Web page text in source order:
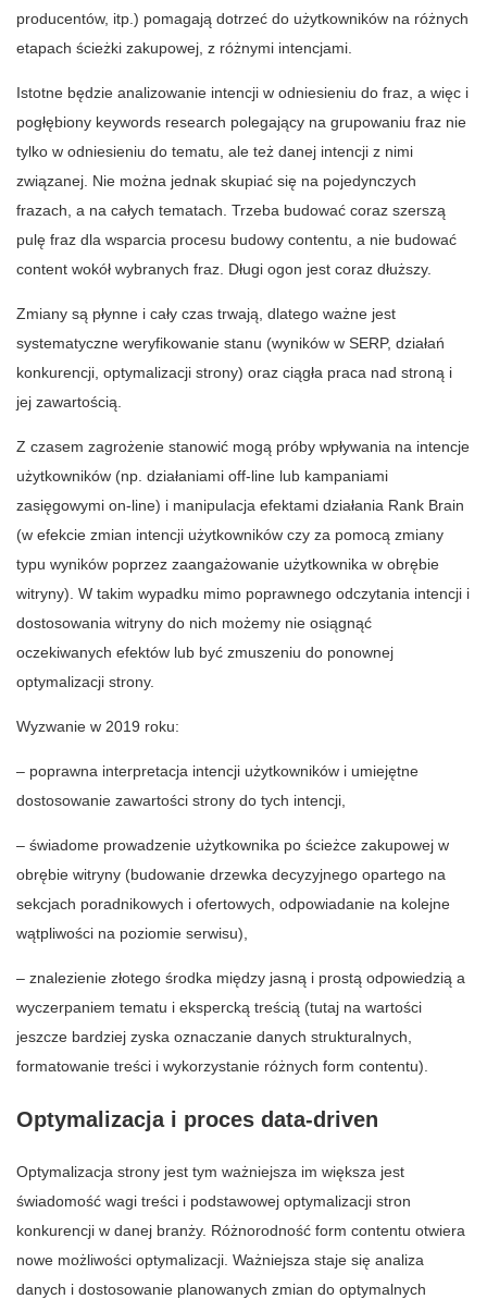
producentów, itp.) pomagają dotrzeć do użytkowników na różnych
etapach ścieżki zakupowej, z różnymi intencjami.
Istotne będzie analizowanie intencji w odniesieniu do fraz, a więc i
pogłębiony keywords research polegający na grupowaniu fraz nie
tylko w odniesieniu do tematu, ale też danej intencji z nimi
związanej. Nie można jednak skupiać się na pojedynczych
frazach, a na całych tematach. Trzeba budować coraz szerszą
pulę fraz dla wsparcia procesu budowy contentu, a nie budować
content wokół wybranych fraz. Długi ogon jest coraz dłuższy.
Zmiany są płynne i cały czas trwają, dlatego ważne jest
systematyczne weryfikowanie stanu (wyników w SERP, działań
konkurencji, optymalizacji strony) oraz ciągła praca nad stroną i
jej zawartością.
Z czasem zagrożenie stanowić mogą próby wpływania na intencje
użytkowników (np. działaniami off-line lub kampaniami
zasięgowymi on-line) i manipulacja efektami działania Rank Brain
(w efekcie zmian intencji użytkowników czy za pomocą zmiany
typu wyników poprzez zaangażowanie użytkownika w obrębie
witryny). W takim wypadku mimo poprawnego odczytania intencji i
dostosowania witryny do nich możemy nie osiągnąć
oczekiwanych efektów lub być zmuszeniu do ponownej
optymalizacji strony.
Wyzwanie w 2019 roku:
– poprawna interpretacja intencji użytkowników i umiejętne
dostosowanie zawartości strony do tych intencji,
– świadome prowadzenie użytkownika po ścieżce zakupowej w
obrębie witryny (budowanie drzewka decyzyjnego opartego na
sekcjach poradnikowych i ofertowych, odpowiadanie na kolejne
wątpliwości na poziomie serwisu),
– znalezienie złotego środka między jasną i prostą odpowiedzią a
wyczerpaniem tematu i ekspercką treścią (tutaj na wartości
jeszcze bardziej zyska oznaczanie danych strukturalnych,
formatowanie treści i wykorzystanie różnych form contentu).
Optymalizacja i proces data-driven
Optymalizacja strony jest tym ważniejsza im większa jest
świadomość wagi treści i podstawowej optymalizacji stron
konkurencji w danej branży. Różnorodność form contentu otwiera
nowe możliwości optymalizacji. Ważniejsza staje się analiza
danych i dostosowanie planowanych zmian do optymalnych